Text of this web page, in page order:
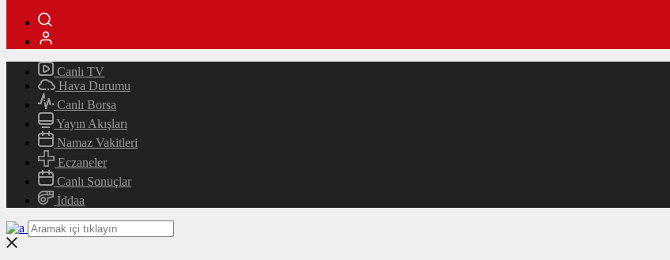
Canlı TV
Hava Durumu
Canlı Borsa
Yayın Akışları
Namaz Vakitleri
Eczaneler
Canlı Sonuçlar
İddaa